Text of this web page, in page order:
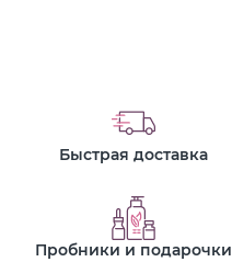
Быстрая доставка
Пробники и подарочки